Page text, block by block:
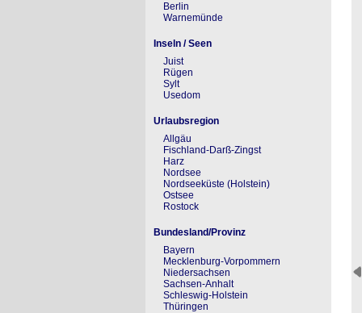
Berlin
Warnemünde
Inseln / Seen
Juist
Rügen
Sylt
Usedom
Urlaubsregion
Allgäu
Fischland-Darß-Zingst
Harz
Nordsee
Nordseeküste (Holstein)
Ostsee
Rostock
Bundesland/Provinz
Bayern
Mecklenburg-Vorpommern
Niedersachsen
Sachsen-Anhalt
Schleswig-Holstein
Thüringen